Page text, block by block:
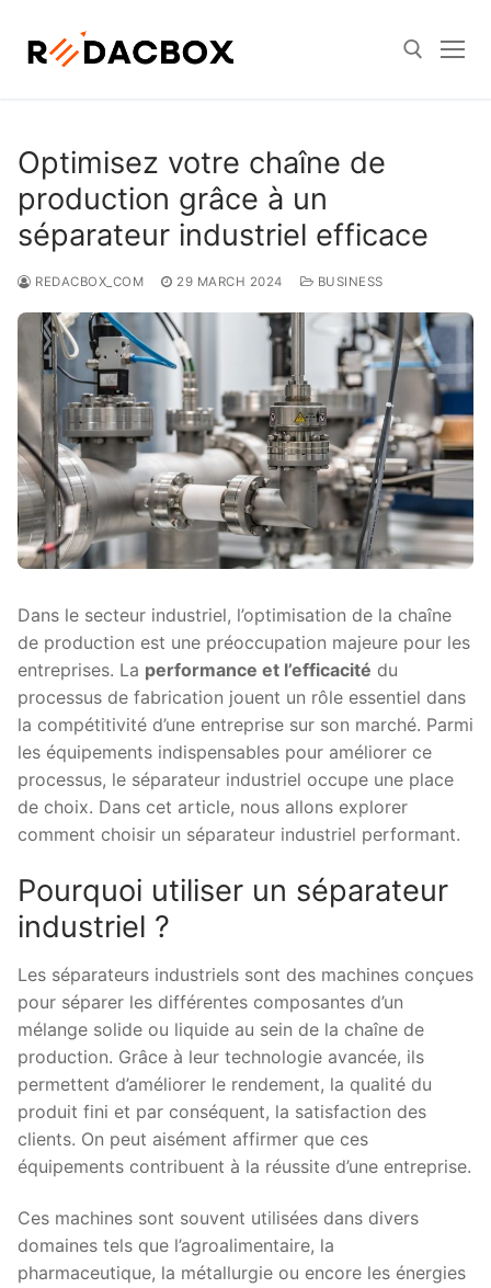
content
Optimisez votre chaîne de
production grâce à un
séparateur industriel efficace
REDACBOX_COM 29 MARCH 2024 BUSINESS
Dans le secteur industriel, l’optimisation de la chaîne
de production est une préoccupation majeure pour les
entreprises. La performance et l’efficacité du
processus de fabrication jouent un rôle essentiel dans
la compétitivité d’une entreprise sur son marché. Parmi
les équipements indispensables pour améliorer ce
processus, le séparateur industriel occupe une place
de choix. Dans cet article, nous allons explorer
comment choisir un séparateur industriel performant.
Pourquoi utiliser un séparateur
industriel ?
Les séparateurs industriels sont des machines conçues
pour séparer les différentes composantes d’un
mélange solide ou liquide au sein de la chaîne de
production. Grâce à leur technologie avancée, ils
permettent d’améliorer le rendement, la qualité du
produit fini et par conséquent, la satisfaction des
clients. On peut aisément affirmer que ces
équipements contribuent à la réussite d’une entreprise.
Ces machines sont souvent utilisées dans divers
domaines tels que l’agroalimentaire, la
pharmaceutique, la métallurgie ou encore les énergies